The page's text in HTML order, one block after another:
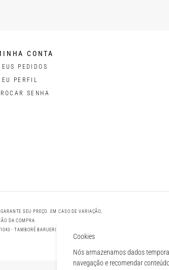
Cookies
Nós armazenamos dados
navegação e recomendar
CONTA
PEDIDOS
PERFIL
SENHA
SEU PREÇO. EM CASO DE VARIAÇÃO,
DA COMPRA.
- TAMBORÉ BARUERI - SP, CEP: 06460-000 CNPJ -